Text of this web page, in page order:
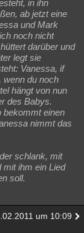
in ihn
ab jetzt eine
und Mark
noch nicht
darüber und
legt sie
Vanessa, if
wenn du noch
hängt von nun
des Babys.
bekommt einen
nimmt das
schlank, mit
mit ihm ein Lied
soll.
um 10:09